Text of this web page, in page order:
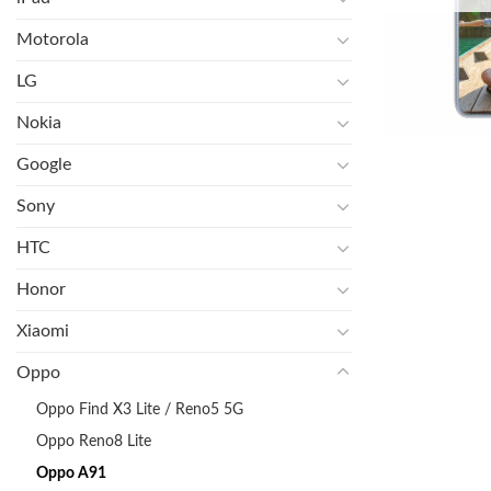
Motorola
LG
Nokia
Google
Sony
HTC
Honor
Xiaomi
Oppo
Oppo Find X3 Lite / Reno5 5G
Oppo Reno8 Lite
Oppo A91